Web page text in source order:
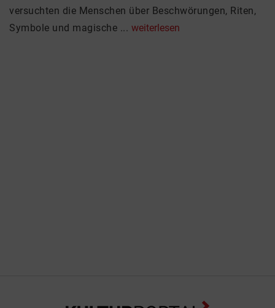
versuchten die Menschen über Beschwörungen, Riten,
Symbole und magische ... weiterlesen